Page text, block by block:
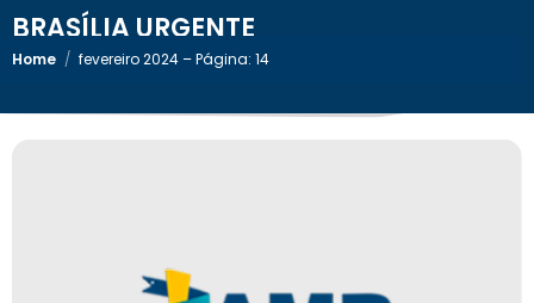
BRASÍLIA URGENTE
Home / fevereiro 2024 – Página: 14